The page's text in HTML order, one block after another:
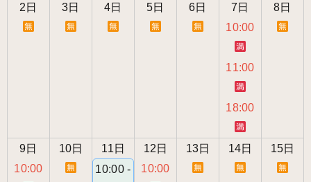
2日 3日 4日 5日 6日
7日
10:00
11:00
18:00
8日
9日
10:00
10日
11日
10:00 -
12日
10:00
13日 14日 15日